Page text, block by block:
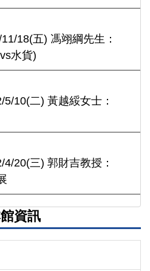
18(五) 馮翊綱先生：
水貨)
5/10(二) 黃越綏女士：
4/20(三) 郭財吉教授：
資訊